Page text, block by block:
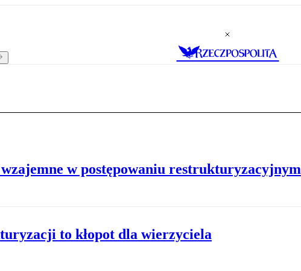
w postępowaniu restrukturyzacyjnym
to kłopot dla wierzyciela